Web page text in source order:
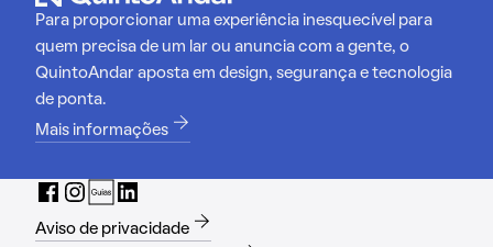
Para proporcionar uma experiência inesquecível para
quem precisa de um lar ou anuncia com a gente, o
QuintoAndar aposta em design, segurança e tecnologia
de ponta.
Mais informações
Aviso de privacidade